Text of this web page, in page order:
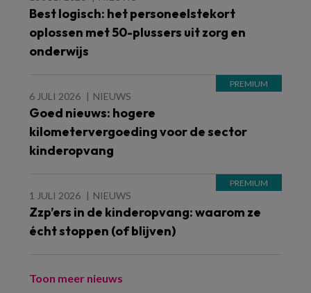
Best logisch: het personeelstekort
oplossen met 50-plussers uit zorg en
onderwijs
6 JULI 2026 NIEUWS
Goed nieuws: hogere
kilometervergoeding voor de sector
kinderopvang
1 JULI 2026 NIEUWS
Zzp’ers in de kinderopvang: waarom ze
écht stoppen (of blijven)
Toon meer nieuws